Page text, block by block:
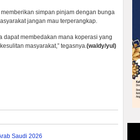
simpan pinjam dengan bunga
jangan mau terperangkap.
dapat membedakan mana koperasi yang
masyarakat,” tegasnya.(waldy/yul)
Saudi 2026